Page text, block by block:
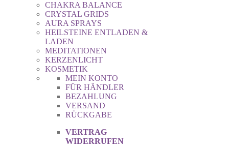
CHAKRA BALANCE
CRYSTAL GRIDS
AURA SPRAYS
HEILSTEINE ENTLADEN &
LADEN
MEDITATIONEN
KERZENLICHT
KOSMETIK
MEIN KONTO
FÜR HÄNDLER
BEZAHLUNG
VERSAND
RÜCKGABE
VERTRAG
WIDERRUFEN